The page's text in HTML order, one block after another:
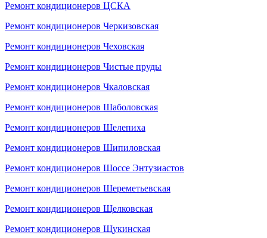
Ремонт кондиционеров ЦСКА
Ремонт кондиционеров Черкизовская
Ремонт кондиционеров Чеховская
Ремонт кондиционеров Чистые пруды
Ремонт кондиционеров Чкаловская
Ремонт кондиционеров Шаболовская
Ремонт кондиционеров Шелепиха
Ремонт кондиционеров Шипиловская
Ремонт кондиционеров Шоссе Энтузиастов
Ремонт кондиционеров Шереметьевская
Ремонт кондиционеров Щелковская
Ремонт кондиционеров Щукинская